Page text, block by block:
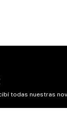
todas nuestras